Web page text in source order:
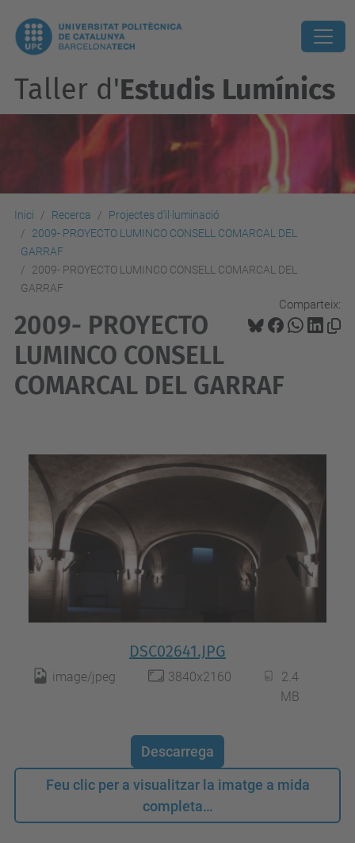
Taller d'Estudis Lumínics
Inici Recerca
Projectes d'il·luminació
2009- PROYECTO LUMINCO CONSELL COMARCAL DEL
GARRAF
2009- PROYECTO LUMINCO CONSELL COMARCAL DEL
GARRAF
Comparteix:
2009- PROYECTO
LUMINCO CONSELL
COMARCAL DEL GARRAF
DSC02641.JPG
image/jpeg 3840x2160
2.4
MB
Descarrega
Feu clic per a visualitzar la imatge a mida
completa…